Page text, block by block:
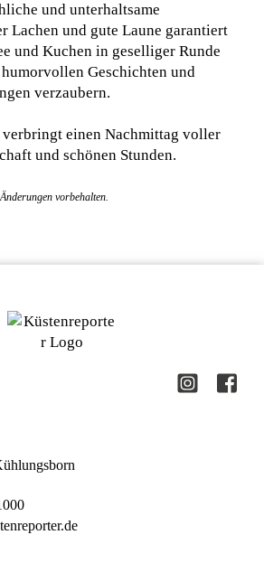
und unterhaltsame
Lachen und gute Laune garantiert
und Kuchen in geselliger Runde
Geschichten und
verzaubern.
einen Nachmittag voller
und schönen Stunden.